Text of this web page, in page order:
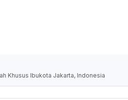
Khusus Ibukota Jakarta, Indonesia